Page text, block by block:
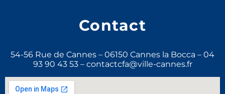
Contact
54-56 Rue de Cannes – 06150 Cannes la Bocca – 04
93 90 43 53 – contactcfa@ville-cannes.fr